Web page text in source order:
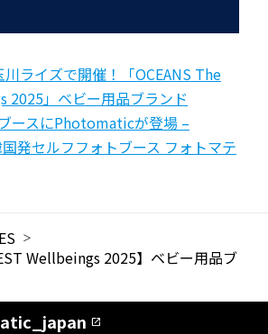
川ライズで開催！「OCEANS The
2025」ベビー用品ブランド
ースにPhotomaticが登場 –
発セルフフォトブース フォトマテ
Wellbeings 2025】ベビー用品ブ